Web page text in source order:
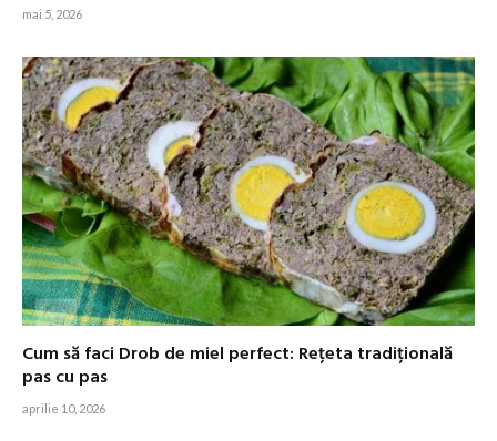
mai 5, 2026
Cum să faci Drob de miel perfect: Rețeta tradițională
pas cu pas
aprilie 10, 2026